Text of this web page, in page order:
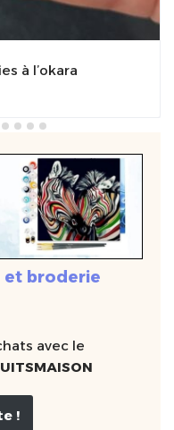
à l’okara
et broderie
avec le
!